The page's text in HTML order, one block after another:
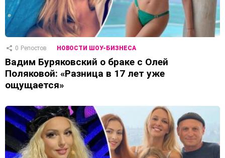
0 Репостов НОВОСТИ ШОУ-БИЗНЕСА
Вадим Буряковский о браке с Олей
Поляковой: «Разница в 17 лет уже
ощущается»